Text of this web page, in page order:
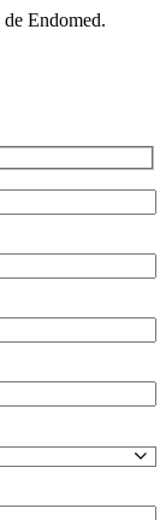
de Endomed.